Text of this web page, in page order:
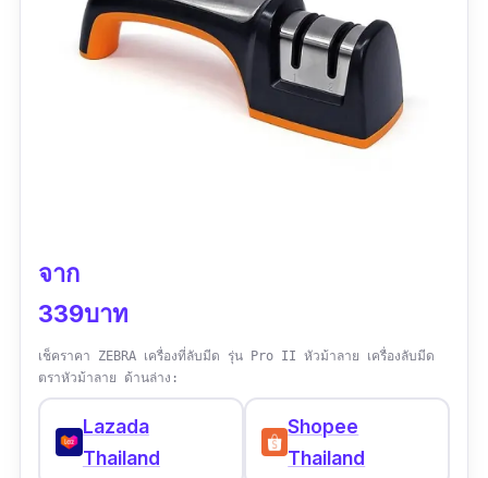
จาก
339บาท
เช็คราคา ZEBRA เครื่องที่ลับมีด รุ่น Pro II หัวม้าลาย เครื่องลับมีด
ตราหัวม้าลาย ด้านล่าง:
Lazada
Thailand
Shopee
Thailand